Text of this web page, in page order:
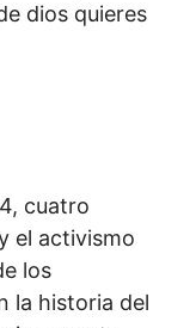
dios quieres
cuatro
el activismo
los
la historia del